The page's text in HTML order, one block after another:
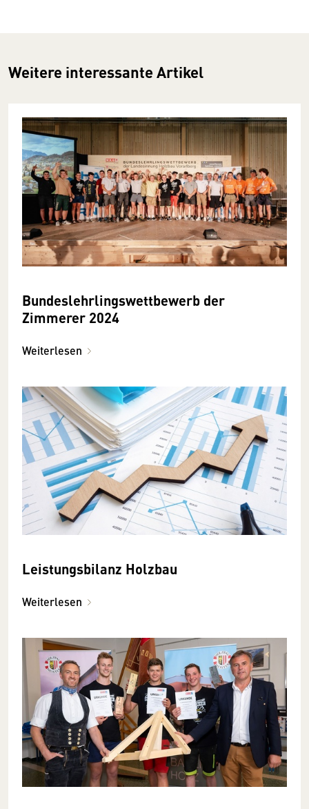
Weitere interessante Artikel
Bundeslehrlingswettbewerb der
Zimmerer 2024
Weiterlesen
Leistungsbilanz Holzbau
Weiterlesen